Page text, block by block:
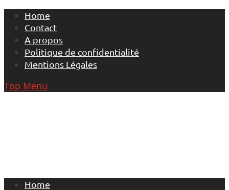
Skip
content
Home
Contact
A propos
Politique de confidentialité
Mentions Légales
Top Menu
Home